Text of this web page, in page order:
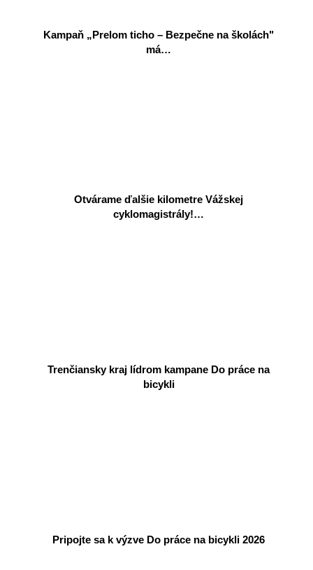
Kampaň „Prelom ticho – Bezpečne na školách"
má…
Otvárame ďalšie kilometre Vážskej
cyklomagistrály!…
Trenčiansky kraj lídrom kampane Do práce na
bicykli
Pripojte sa k výzve Do práce na bicykli 2026